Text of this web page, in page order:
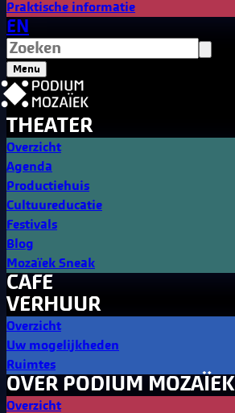
Praktische informatie
EN
Menu
THEATER
Overzicht
Agenda
Productiehuis
Cultuureducatie
Festivals
Blog
Mozaïek Sneak
CAFE
VERHUUR
Overzicht
Uw mogelijkheden
Ruimtes
OVER PODIUM MOZAÏEK
Overzicht